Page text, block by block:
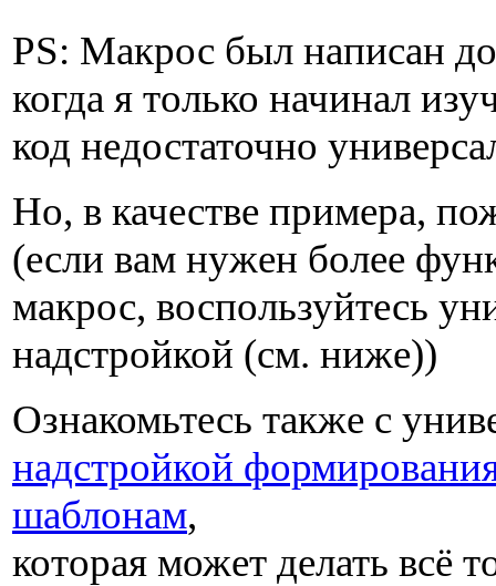
PS: Макрос был написан
когда я только начинал
код недостаточно
Но, в качестве примера,
(если вам нужен более
макрос, воспользуйтесь
надстройкой (см. ниже))
Ознакомьтесь также с
надстройкой
шаблонам,
которая может делать всё